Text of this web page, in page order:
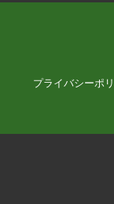
プライバシーポ